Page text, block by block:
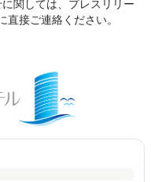
関しては、プレスリリー
接ご連絡ください。